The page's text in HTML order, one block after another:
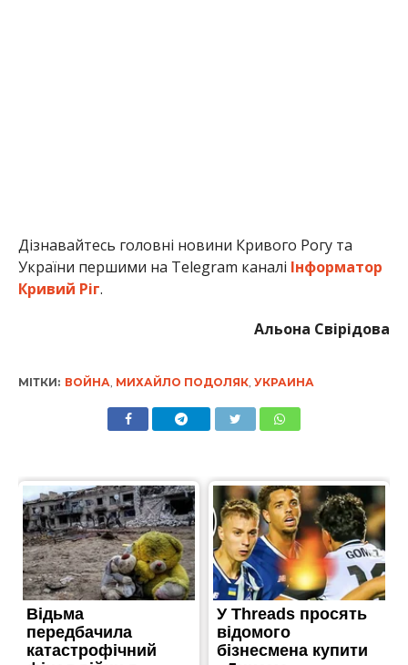
Дізнавайтесь головні новини Кривого Рогу та
України першими на Telegram каналі Інформатор
Кривий Ріг.
Альона Свірідова
МІТКИ: ВОЙНА, МИХАЙЛО ПОДОЛЯК, УКРАИНА